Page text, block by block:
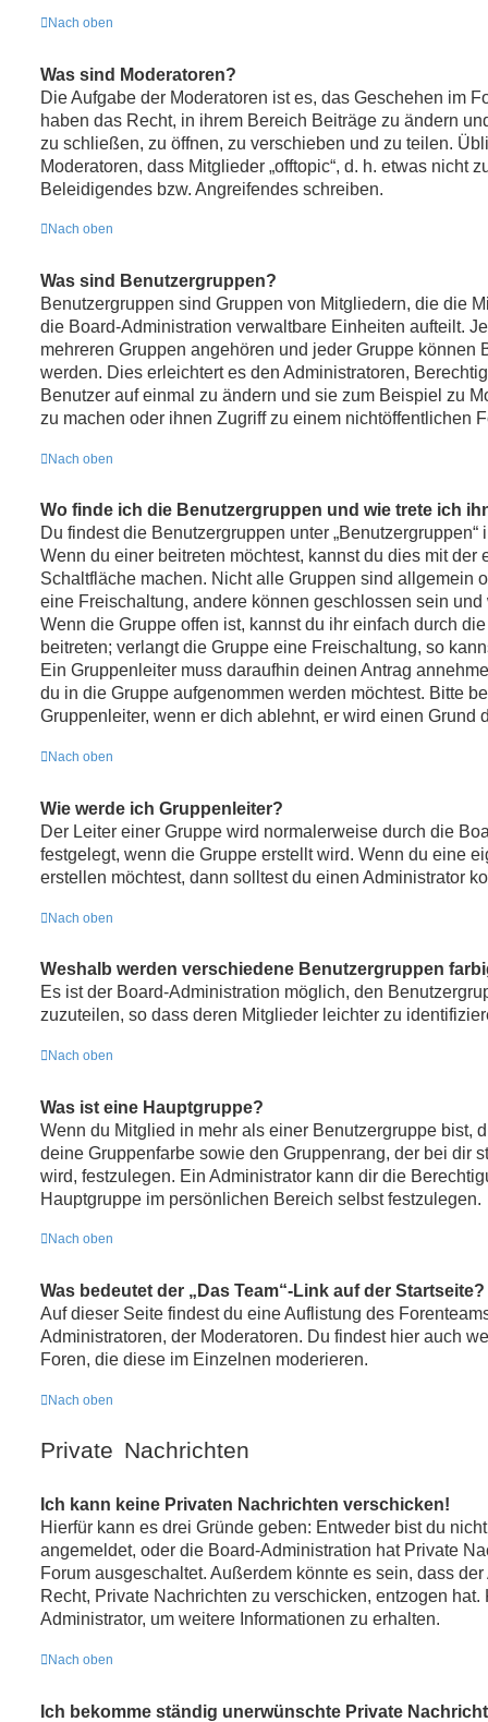
Nach oben
Was sind Moderatoren?
Die Aufgabe der Moderatoren ist es, das Geschehen im
haben das Recht, in ihrem Bereich Beiträge zu ändern
zu schließen, zu öffnen, zu verschieben und zu teilen.
Moderatoren, dass Mitglieder „offtopic“, d. h. etwas nicht
Beleidigendes bzw. Angreifendes schreiben.
Nach oben
Was sind Benutzergruppen?
Benutzergruppen sind Gruppen von Mitgliedern, die die
die Board-Administration verwaltbare Einheiten aufteilt.
mehreren Gruppen angehören und jeder Gruppe können
werden. Dies erleichtert es den Administratoren,
Benutzer auf einmal zu ändern und sie zum Beispiel zu
zu machen oder ihnen Zugriff zu einem nichtöffentlichen
Nach oben
Wo finde ich die Benutzergruppen und wie trete ich
Du findest die Benutzergruppen unter
Wenn du einer beitreten möchtest, kannst du dies mit der
Schaltfläche machen. Nicht alle Gruppen sind allgemein
eine Freischaltung, andere können geschlossen sein und
Wenn die Gruppe offen ist, kannst du ihr einfach durch
beitreten; verlangt die Gruppe eine Freischaltung, so
Ein Gruppenleiter muss daraufhin deinen Antrag
du in die Gruppe aufgenommen werden möchtest. Bitte
Gruppenleiter, wenn er dich ablehnt, er wird einen Grund
Nach oben
Wie werde ich Gruppenleiter?
Der Leiter einer Gruppe wird normalerweise durch die
festgelegt, wenn die Gruppe erstellt wird. Wenn du eine
erstellen möchtest, dann solltest du einen Administrator
Nach oben
Weshalb werden verschiedene Benutzergruppen
Es ist der Board-Administration möglich, den
zuzuteilen, so dass deren Mitglieder leichter zu
Nach oben
Was ist eine Hauptgruppe?
Wenn du Mitglied in mehr als einer Benutzergruppe bist,
deine Gruppenfarbe sowie den Gruppenrang, der bei dir
wird, festzulegen. Ein Administrator kann dir die
Hauptgruppe im persönlichen Bereich selbst festzulegen.
Nach oben
Was bedeutet der „Das Team“-Link auf der Startseite?
Auf dieser Seite findest du eine Auflistung des
Administratoren, der Moderatoren. Du findest hier auch
Foren, die diese im Einzelnen moderieren.
Nach oben
Private Nachrichten
Ich kann keine Privaten Nachrichten verschicken!
Hierfür kann es drei Gründe geben: Entweder bist du
angemeldet, oder die Board-Administration hat Private
Forum ausgeschaltet. Außerdem könnte es sein, dass
Recht, Private Nachrichten zu verschicken, entzogen hat.
Administrator, um weitere Informationen zu erhalten.
Nach oben
Ich bekomme ständig unerwünschte Private